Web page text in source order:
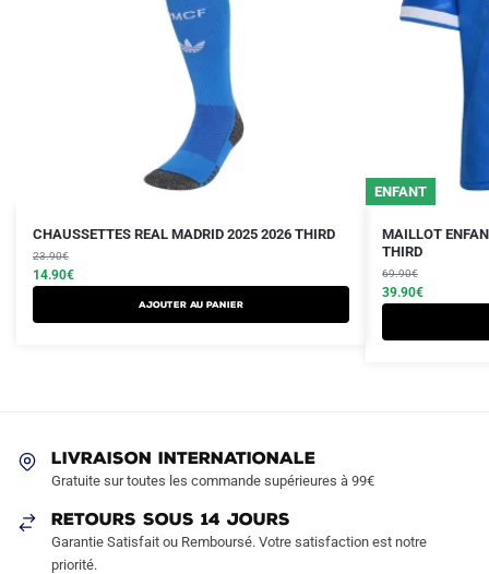
CHAUSSETTES REAL MADRID 2025 2026 THIRD
23.90€
Le
prix
initial
était :
14.90€
Le
prix
actuel
est :
Ajouter au panier
ENFANT
MAILLOT
THIRD
69.90€
Le
prix
initial
était :
39.90€
Le
prix
actuel
est :
Ce
produit
a
plusieurs
variations.
page
LIVRAISON INTERNATIONALE
Gratuite sur toutes les commande supérieures à 99€
RETOURS SOUS 14 JOURS
Garantie Satisfait ou Remboursé. Votre satisfaction est notre
priorité.